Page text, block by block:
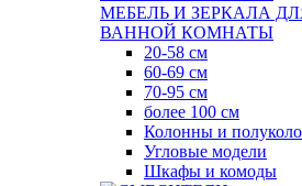
МЕБЕЛЬ И ЗЕРКАЛА
ВАННОЙ КОМНАТЫ
20-58 см
60-69 см
70-95 см
более 100 см
Колонны и
Угловые модели
Шкафы и комоды